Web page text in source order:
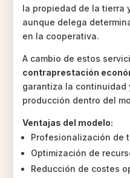
la propiedad de la tierra
aunque delega
en la cooperativa.
A cambio de estos
contraprestación
garantiza la continuidad
producción dentro del
Ventajas del modelo:
Profesionalización de
Optimización de
Reducción de costes